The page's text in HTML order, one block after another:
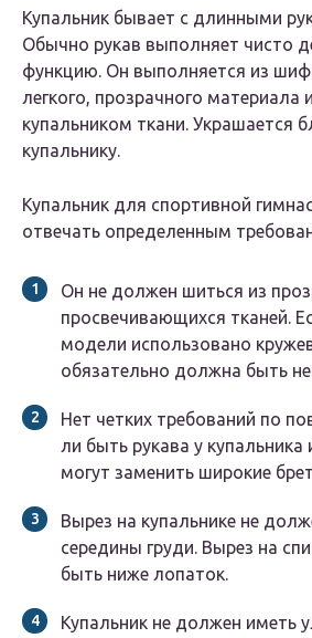
Купальник бывает с длинными
Обычно рукав выполняет чисто
функцию. Он выполняется из
легкого, прозрачного материала
купальником ткани. Украшается
купальнику.
Купальник для спортивной
отвечать определенным
Он не должен шиться из
просвечивающихся тканей.
модели использовано
обязательно должна быть
Нет четких требований по
ли быть рукава у купальника
могут заменить широкие
Вырез на купальнике не
середины груди. Вырез на
быть ниже лопаток.
Купальник не должен иметь